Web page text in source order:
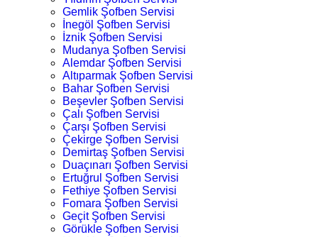
Gemlik Şofben Servisi
İnegöl Şofben Servisi
İznik Şofben Servisi
Mudanya Şofben Servisi
Alemdar Şofben Servisi
Altıparmak Şofben Servisi
Bahar Şofben Servisi
Beşevler Şofben Servisi
Çalı Şofben Servisi
Çarşı Şofben Servisi
Çekirge Şofben Servisi
Demirtaş Şofben Servisi
Duaçınarı Şofben Servisi
Ertuğrul Şofben Servisi
Fethiye Şofben Servisi
Fomara Şofben Servisi
Geçit Şofben Servisi
Görükle Şofben Servisi